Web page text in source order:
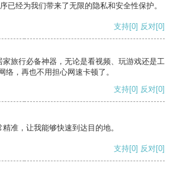
已经为我们带来了无限的隐私和安全性保护。
支持[0] 反对[0]
旅行必备神器，无论是看视频、玩游戏还是工
络，再也不用担心网速卡顿了。
支持[0] 反对[0]
准，让我能够快速到达目的地。
支持[0] 反对[0]